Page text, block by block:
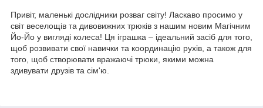
Привіт, маленькі дослідники розваг світу! Ласкаво просимо у
світ веселощів та дивовижних трюків з нашим новим Магічним
Йо-Йо у вигляді колеса! Ця іграшка – ідеальний засіб для того,
щоб розвивати свої навички та координацію рухів, а також для
того, щоб створювати вражаючі трюки, якими можна
здивувати друзів та сім'ю.